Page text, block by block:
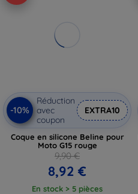
-10%
Réduction
avec
coupon
EXTRA10
Coque en silicone Beline pour
Moto G15 rouge
9,90 €
8,92 €
En stock > 5 pièces